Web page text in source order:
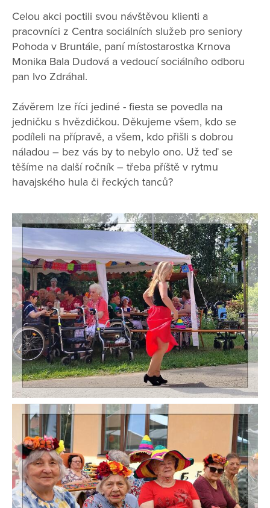
Celou akci poctili svou návštěvou klienti a
pracovníci z Centra sociálních služeb pro seniory
Pohoda v Bruntále, paní místostarostka Krnova
Monika Bala Dudová a vedoucí sociálního odboru
pan Ivo Zdráhal.
Závěrem lze říci jediné - fiesta se povedla na
jedničku s hvězdičkou. Děkujeme všem, kdo se
podíleli na přípravě, a všem, kdo přišli s dobrou
náladou – bez vás by to nebylo ono. Už teď se
těšíme na další ročník – třeba příště v rytmu
havajského hula či řeckých tanců?